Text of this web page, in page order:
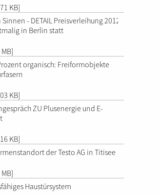
KB]
- DETAIL Preisverleihung 2012
in Berlin statt
organisch: Freiformobjekte
KB]
ZU Plusenergie und E-
KB]
der Testo AG in Titisee
Haustürsystem